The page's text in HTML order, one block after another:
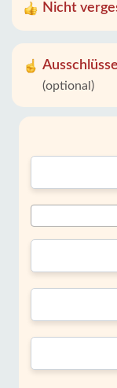
Nicht
Ausschlüsse
(optional)